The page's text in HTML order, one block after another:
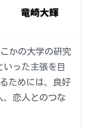
かの大学の研究
った主張を目
ためには、良好
、恋人とのつな